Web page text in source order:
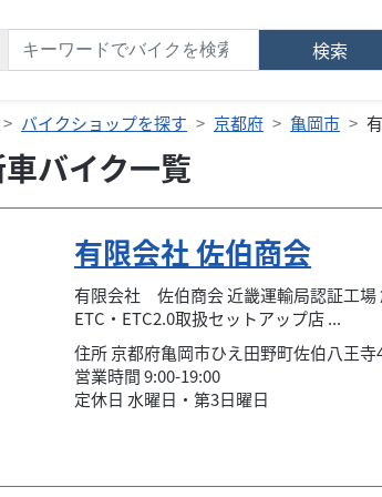
検索
バイクショップを探す 京都府 亀岡市
バイク一覧
有限会社 佐伯商会
有限会社 佐伯商会 近畿運輸局認証工
ETC・ETC2.0取扱セットアップ店 ...
住所京都府亀岡市ひえ田野町佐伯八王寺
営業時間 9:00-19:00
定休日 水曜日・第3日曜日